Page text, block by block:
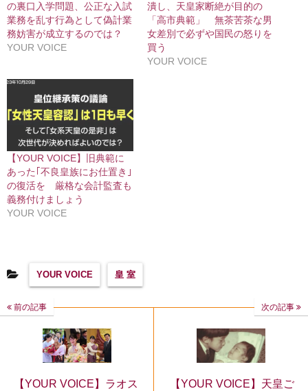
の裏口入学問題、公正な入試
業務を乱す行為として偽計業
務妨害が成立するのでは？
YOUR VOICE
潰し、天皇家断絶が目的の
「高市典範」 無茶苦茶な男
女差別で必ずや国民の怒りを
買う
YOUR VOICE
【YOUR VOICE】旧典範に
あった｢不良皇族にお仕置き｣
の復活を 厳格な会計監査も
義務付けましょう
YOUR VOICE
YOUR VOICE 皇 室
前の記事
【YOUR VOICE】ラオス
次の記事
【YOUR VOICE】天皇ご